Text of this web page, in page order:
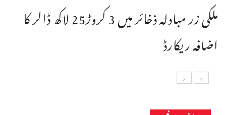
ملکی زر مبادلہ ذخائر میں 3 کروڑ25 لاکھ ڈالر کا
اضافہ ریکارڈ